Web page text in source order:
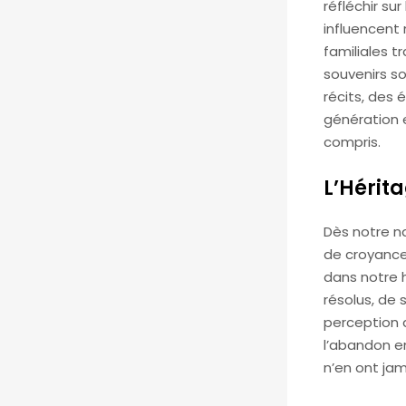
réfléchir
influencent
familiales
souvenirs
récits, des
génération
compris.
Dès notre
de
dans notre
résolus, de
perception
l’abandon
n’en ont